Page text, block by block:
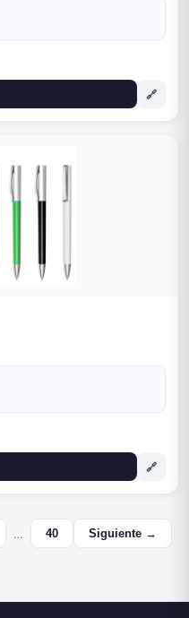
🔗
🔗
… 40 Siguiente →